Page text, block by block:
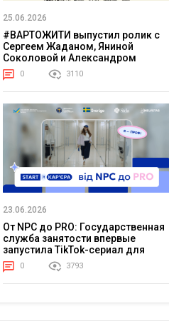
25.06.2026
#ВАРТОЖИТИ выпустил ролик с
Сергеем Жаданом, Яниной
Соколовой и Александром
Тереном о жизни в постоянном
напряжении
0 3110
23.06.2026
От NPC до PRO: Государственная
служба занятости впервые
запустила TikTok-сериал для
молодежи
0 3793